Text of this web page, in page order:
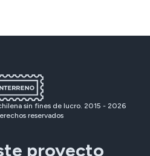
sin fines de lucro. 2015 - 2026
reservados
proyecto